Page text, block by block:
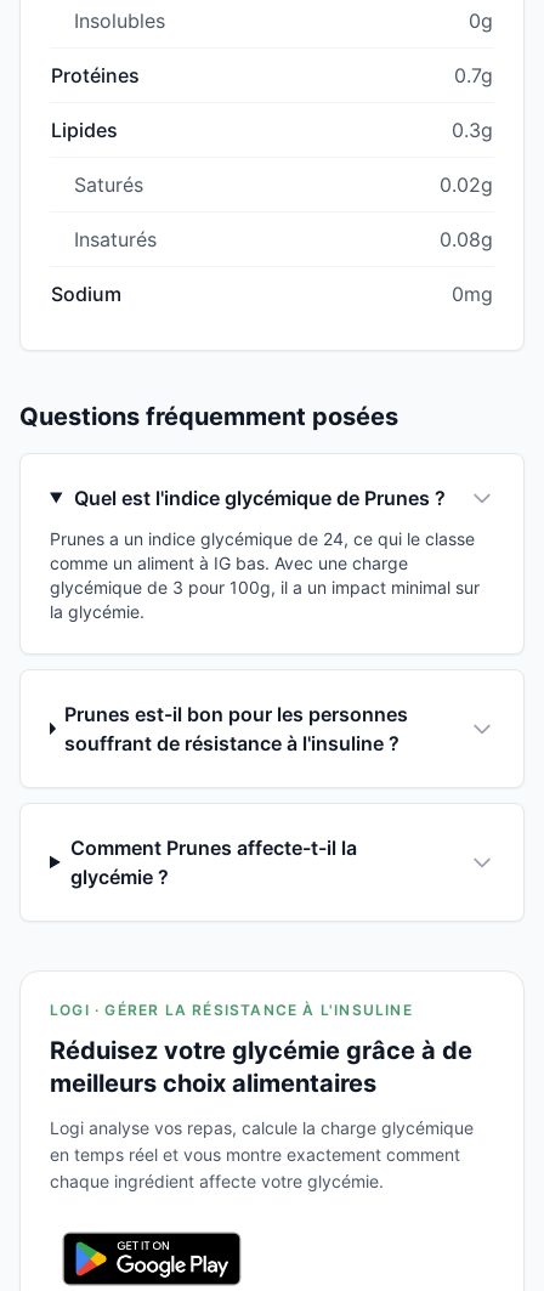
Insolubles 0g
Protéines 0.7g
Lipides 0.3g
Saturés 0.02g
Insaturés 0.08g
Sodium 0mg
Questions fréquemment posées
Quel est l'indice glycémique de Prunes ?
Prunes a un indice glycémique de 24, ce qui le classe
comme un aliment à IG bas. Avec une charge
glycémique de 3 pour 100g, il a un impact minimal sur
la glycémie.
Prunes est-il bon pour les personnes
souffrant de résistance à l'insuline ?
Comment Prunes affecte-t-il la
glycémie ?
LOGI · GÉRER LA RÉSISTANCE À L'INSULINE
Réduisez votre glycémie grâce à de
meilleurs choix alimentaires
Logi analyse vos repas, calcule la charge glycémique
en temps réel et vous montre exactement comment
chaque ingrédient affecte votre glycémie.